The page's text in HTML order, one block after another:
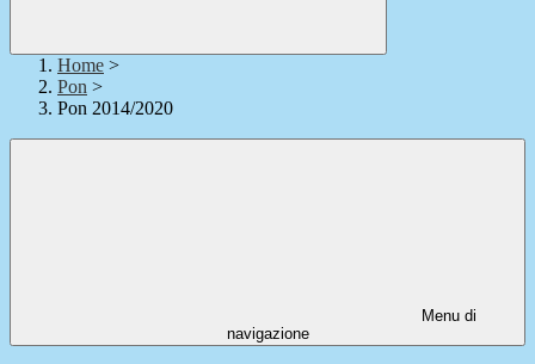
Home >
Pon >
Pon 2014/2020
Menu di
navigazione